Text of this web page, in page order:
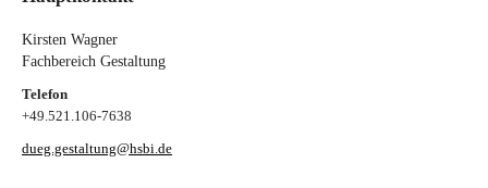
Kirsten Wagner
Fachbereich Gestaltung
Telefon
+49.521.106-7638
dueg.gestaltung@hsbi.de